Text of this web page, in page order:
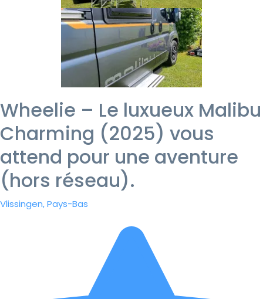
Wheelie – Le luxueux Malibu
Charming (2025) vous
attend pour une aventure
(hors réseau).
Vlissingen, Pays-Bas